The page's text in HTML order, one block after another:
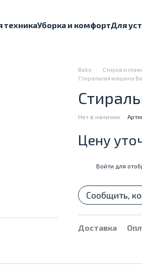
техникаУборка и комфортДля
Beko Стирка и
Стиральная машина
Нет в наличии
Цену
Войти для
Сообщить,
Доставка